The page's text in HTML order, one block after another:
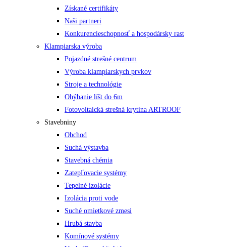
Získané certifikáty
Naši partneri
Konkurencieschopnosť a hospodársky rast
Klampiarska výroba
Pojazdné strešné centrum
Výroba klampiarskych prvkov
Stroje a technológie
Ohýbanie líšt do 6m
Fotovoltaická strešná krytina ARTROOF
Stavebniny
Obchod
Suchá výstavba
Stavebná chémia
Zatepľovacie systémy
Tepelné izolácie
Izolácia proti vode
Suché omietkové zmesi
Hrubá stavba
Komínové systémy